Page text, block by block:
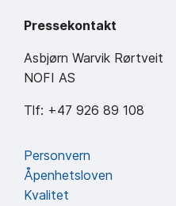
Pressekontakt
Asbjørn Warvik Rørtveit
NOFI AS
Tlf: +47 926 89 108
Personvern
Åpenhetsloven
Kvalitet